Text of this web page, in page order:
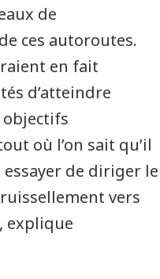
de
ces autoroutes.
en fait
d’atteindre
où l’on sait qu’il
de diriger le
vers
explique